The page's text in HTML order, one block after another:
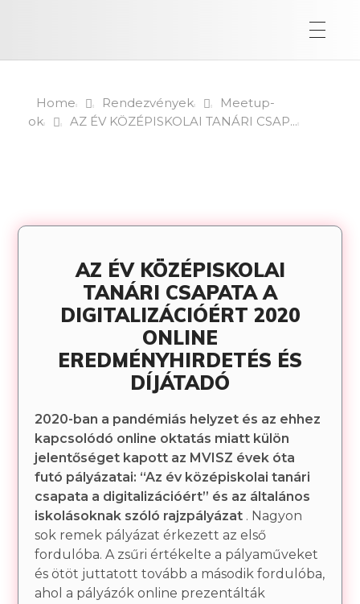
Home Rendezvények
Meetup-
ok
AZ ÉV KÖZÉPISKOLAI TANÁRI CSAP...
AZ ÉV KÖZÉPISKOLAI
TANÁRI CSAPATA A
DIGITALIZÁCIÓÉRT 2020
ONLINE
EREDMÉNYHIRDETÉS ÉS
DÍJÁTADÓ
2020-ban a pandémiás helyzet és az ehhez
kapcsolódó online oktatás miatt külön
jelentőséget kapott az MVISZ évek óta
futó pályázatai: “Az év középiskolai tanári
csapata a digitalizációért” és az általános
iskolásoknak szóló rajzpályázat . Nagyon
sok remek pályázat érkezett az első
fordulóba. A zsűri értékelte a pályaműveket
és ötöt juttatott tovább a második fordulóba,
ahol a pályázók online prezentálták